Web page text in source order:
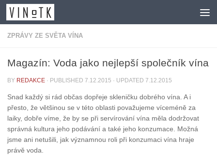
Skip to content
ZPRÁVY ZE SVĚTA VÍNA
Magazín: Voda jako nejlepší společník vína
BY REDAKCE · PUBLISHED 7.12.2015 · UPDATED 7.12.2015
Snad každý si rád občas dopřeje skleničku dobrého vína. A i
přesto, že většinou se v této oblasti považujeme víceméně za
laiky, dobře víme, že by se při servírování vína měla dodržovat
správná kultura jeho podávání a také jeho konzumace. Možná
jsme ani netušili, jak významnou roli při konzumaci vína hraje
právě voda.